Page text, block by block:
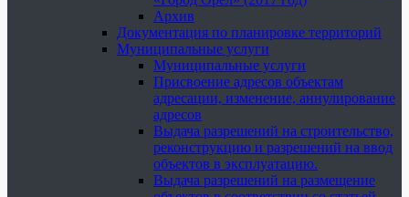
Архив
Документация по планировке территорий
Муниципальные услуги
Муниципальные услуги
Присвоение адресов объектам
адресации, изменение, аннулирование
адресов
Выдача разрешений на строительство,
реконструкцию и разрешений на ввод
объектов в эксплуатацию.
Выдача разрешений на размещение